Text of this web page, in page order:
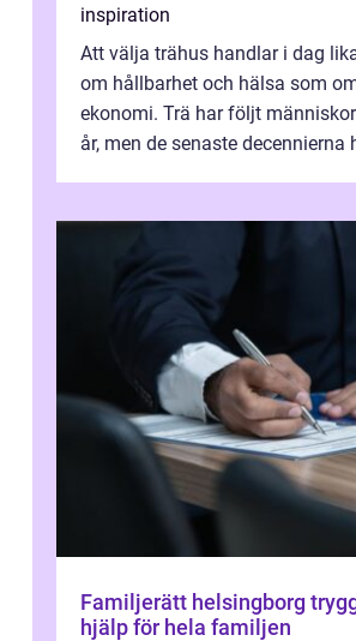
inspiration
Att välja trähus handlar i dag
om hållbarhet och hälsa som
ekonomi. Trä har följt
år, men de senaste decennierna
Familjerätt helsingborg trygg juridisk
hjälp för hela familjen